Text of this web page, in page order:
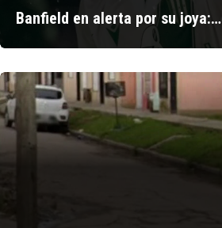
Banfield en alerta por su joya:…